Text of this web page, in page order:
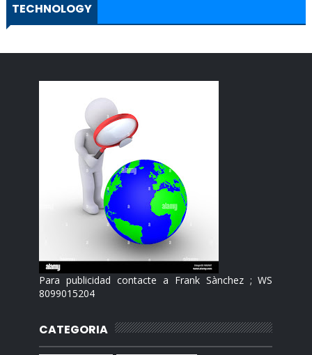
TECHNOLOGY
Para publicidad contacte a Frank Sànchez ; WS
8099015204
CATEGORIA